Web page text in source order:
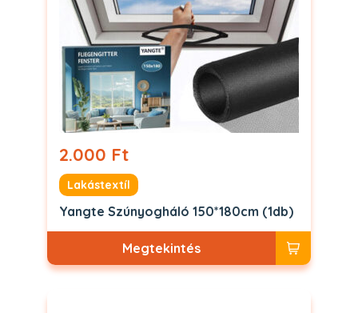
2.000 Ft
Lakástextíl
Yangte Szúnyogháló 150*180cm (1db)
Megtekintés